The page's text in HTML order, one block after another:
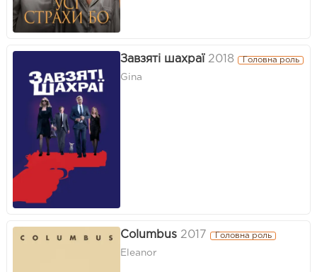
Завзяті шахраї 2018 Головна роль
Gina
Columbus 2017 Головна роль
Eleanor